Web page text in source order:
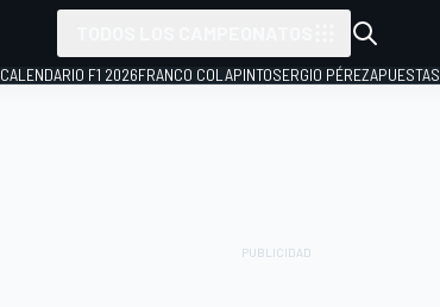
CALENDARIO F1 2026FRANCO COLAPINTOSERGIO PÉREZAPUESTAS